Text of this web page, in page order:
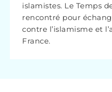
islamistes. Le Temps
rencontré pour
contre l’islamisme et
France.